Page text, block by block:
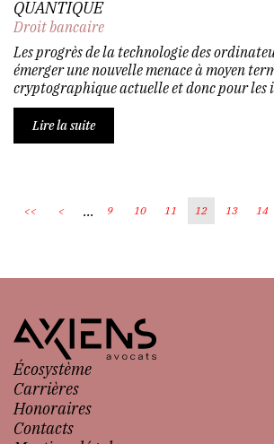
QUANTIQUE
Droit bancaire
Les progrès de la technologie des
émerger une nouvelle menace à moyen
cryptographique actuelle et donc pour les
Lire la suite
<< < ... 9 10 11 12 13 14
Écosystème
Carrières
Honoraires
Contacts